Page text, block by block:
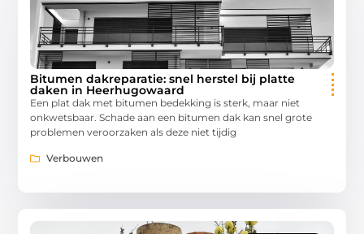
Bitumen dakreparatie: snel herstel bij platte
daken in Heerhugowaard
Een plat dak met bitumen bedekking is sterk, maar niet
onkwetsbaar. Schade aan een bitumen dak kan snel grote
problemen veroorzaken als deze niet tijdig
Verbouwen